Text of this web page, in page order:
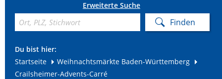
Erweiterte Suche
Du bist hier:
Startseite
Weihnachtsmärkte Baden-Württemberg
Crailsheimer-Advents-Carré